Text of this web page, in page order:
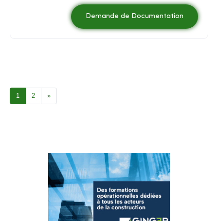
Demande de Documentation
1 2 »